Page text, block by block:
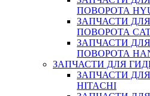
ПОВОРОТА
ЗАПЧАСТИ
ПОВОРОТА
ЗАПЧАСТИ
ПОВОРОТА
ЗАПЧАСТИ ДЛЯ
ЗАПЧАСТИ
HITACHI